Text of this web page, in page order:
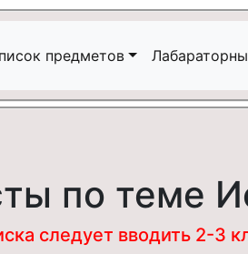
предметов
по теме
следует вводить 2-3